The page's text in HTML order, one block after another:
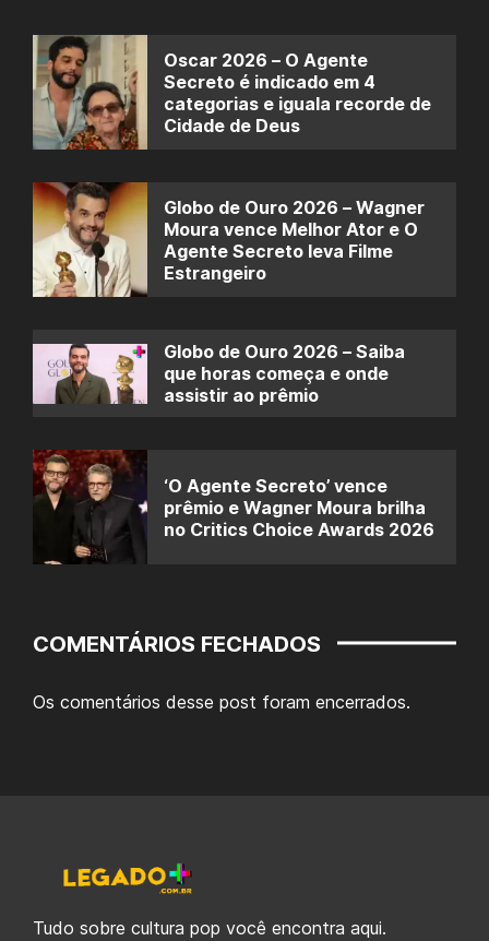
Oscar 2026 – O Agente
Secreto é indicado em 4
categorias e iguala recorde de
Cidade de Deus
Globo de Ouro 2026 – Wagner
Moura vence Melhor Ator e O
Agente Secreto leva Filme
Estrangeiro
Globo de Ouro 2026 – Saiba
que horas começa e onde
assistir ao prêmio
‘O Agente Secreto’ vence
prêmio e Wagner Moura brilha
no Critics Choice Awards 2026
COMENTÁRIOS FECHADOS
Os comentários desse post foram encerrados.
Tudo sobre cultura pop você encontra aqui.